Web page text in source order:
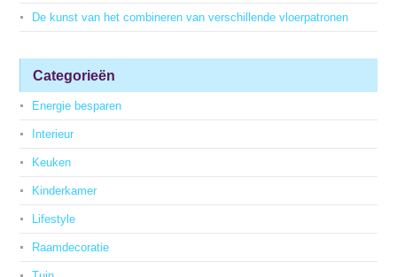
De kunst van het combineren van verschillende vloerpatronen
Categorieën
Energie besparen
Interieur
Keuken
Kinderkamer
Lifestyle
Raamdecoratie